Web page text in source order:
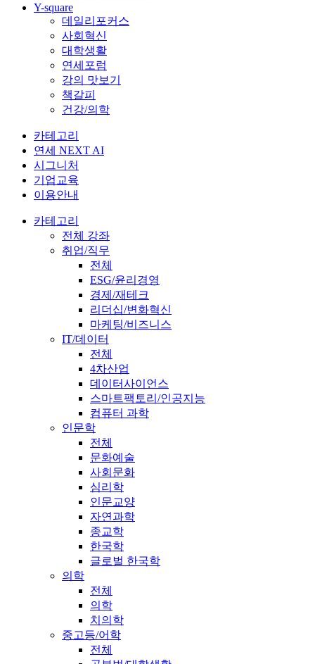
Y-square
데일리포커스
사회혁신
대학생활
연세포럼
강의 맛보기
책갈피
건강/의학
카테고리
연세 NEXT AI
시그니처
기업교육
이용안내
카테고리
전체 강좌
취업/직무
전체
ESG/윤리경영
경제/재테크
리더십/변화혁신
마케팅/비즈니스
IT/데이터
전체
4차산업
데이터사이언스
스마트팩토리/인공지능
컴퓨터 과학
인문학
전체
문화예술
사회문화
심리학
인문교양
자연과학
종교학
한국학
글로벌 한국학
의학
전체
의학
치의학
중고등/어학
전체